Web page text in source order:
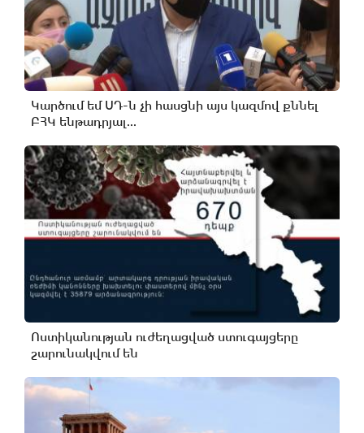
Կարծում եմ ՍԴ-ն չի հասցնի այս կազմով քննել
ԲՀԿ ենթադրյալ...
Ոստիկանության ուժեղացված ստուգայցերը
շարունակվում են